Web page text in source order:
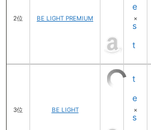
2位 BE LIGHT PREMIUM
e
s
t
×
3位 BE LIGHT
t
e
s
×